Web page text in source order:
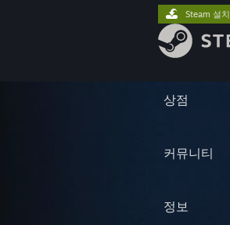
상점
커뮤니티
정보
Steam 설치